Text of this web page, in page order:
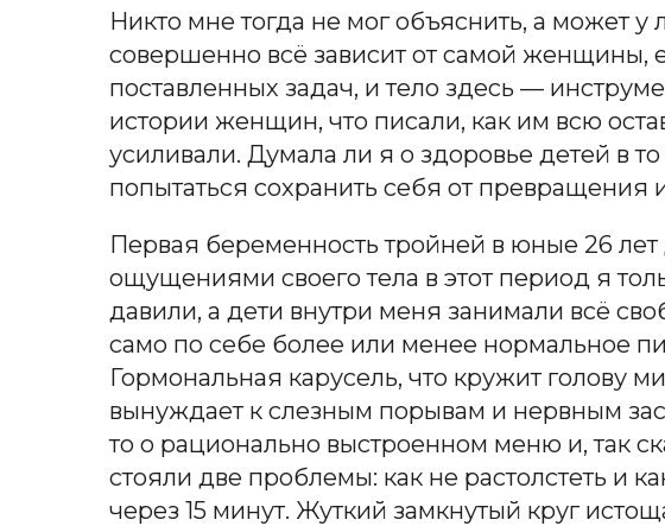
Никто мне тогда не мог объяснить, а может у
совершенно всё зависит от самой женщины,
поставленных задач, и тело здесь —
истории женщин, что писали, как им всю
усиливали. Думала ли я о здоровье детей в
попытаться сохранить себя от превращения
Первая беременность тройней в юные 26
ощущениями своего тела в этот период я
давили, а дети внутри меня занимали всё
само по себе более или менее нормальное
Гормональная карусель, что кружит голову
вынуждает к слезным порывам и нервным
то о рационально выстроенном меню и, так
стояли две проблемы: как не растолстеть и
через 15 минут. Жуткий замкнутый круг